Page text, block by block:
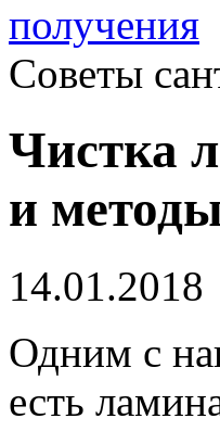
получения
Советы
Чистка
и
14.01.2018
Одним с
есть